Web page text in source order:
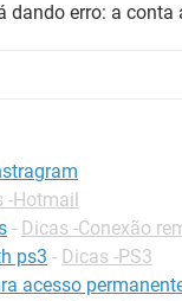
dando erro: a conta
-Hotmail
- Dicas -Conexão
ps3 - Dicas -PS3
acesso